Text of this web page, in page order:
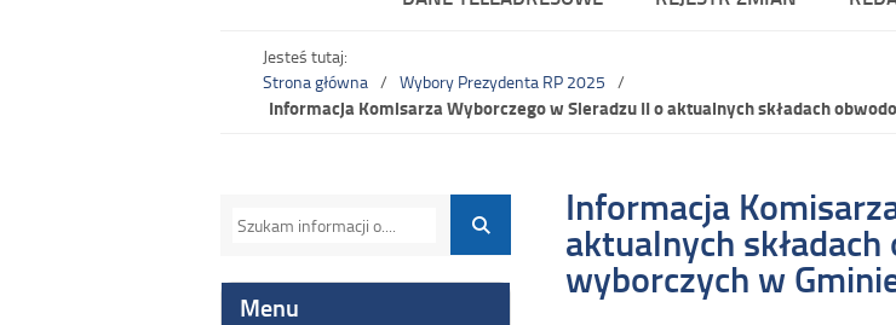
Jesteś tutaj:
Strona główna
Wybory Prezydenta RP 2025
Informacja Komisarza Wyborczego w Sieradzu II o aktualnych składach
Menu
Informacja
aktualnych
wyborczych w